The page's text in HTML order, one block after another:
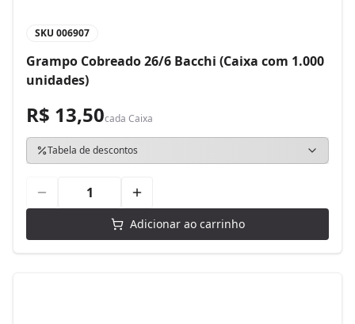
SKU 006907
Grampo Cobreado 26/6 Bacchi (Caixa com 1.000
unidades)
R$ 13,50cada Caixa
Tabela de descontos
Adicionar ao carrinho